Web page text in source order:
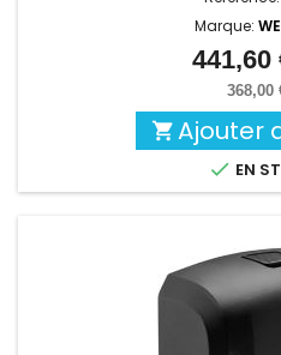
Marque:
441,60
368,00
 Ajouter
 EN